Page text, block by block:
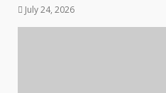
July 24, 2026